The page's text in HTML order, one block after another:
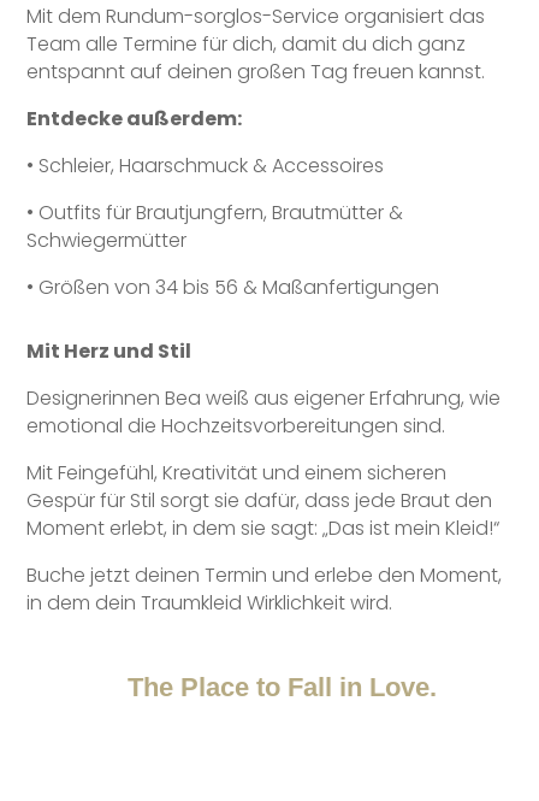
Mit dem Rundum-sorglos-Service organisiert das
Team alle Termine für dich, damit du dich ganz
entspannt auf deinen großen Tag freuen kannst.
Entdecke außerdem:
• Schleier, Haarschmuck & Accessoires
• Outfits für Brautjungfern, Brautmütter &
Schwiegermütter
• Größen von 34 bis 56 & Maßanfertigungen
Mit Herz und Stil
Designerinnen Bea weiß aus eigener Erfahrung, wie
emotional die Hochzeitsvorbereitungen sind.
Mit Feingefühl, Kreativität und einem sicheren
Gespür für Stil sorgt sie dafür, dass jede Braut den
Moment erlebt, in dem sie sagt: „Das ist mein Kleid!“
Buche jetzt deinen Termin und erlebe den Moment,
in dem dein Traumkleid Wirklichkeit wird.
The Place to Fall in Love.